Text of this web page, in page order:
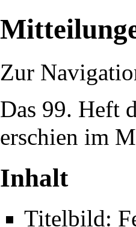
Zur
Das 99. Heft
erschien im
Inhalt
Titelbild: